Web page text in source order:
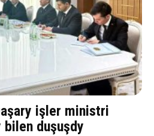
işler ministri
bilen duşuşdy